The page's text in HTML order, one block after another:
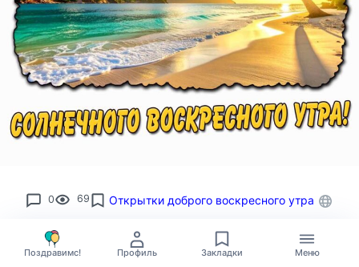
0 69 Открытки доброго воскресного утра
Евгений Мокрышев
Поздравимс! Профиль Закладки Меню